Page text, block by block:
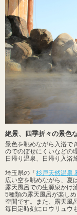
絶景、四季折々の景色
景色を眺めながら入浴で
のでのぼせにくいなどの
日帰り温泉、日帰り入浴
埼玉県の「 杉戸天然温泉
広い空を眺めながら、夏
露天風呂での生源泉かけ
5種類の露天風呂が楽しめ
空間です。また、露天風
毎日定時刻にロウリュウ